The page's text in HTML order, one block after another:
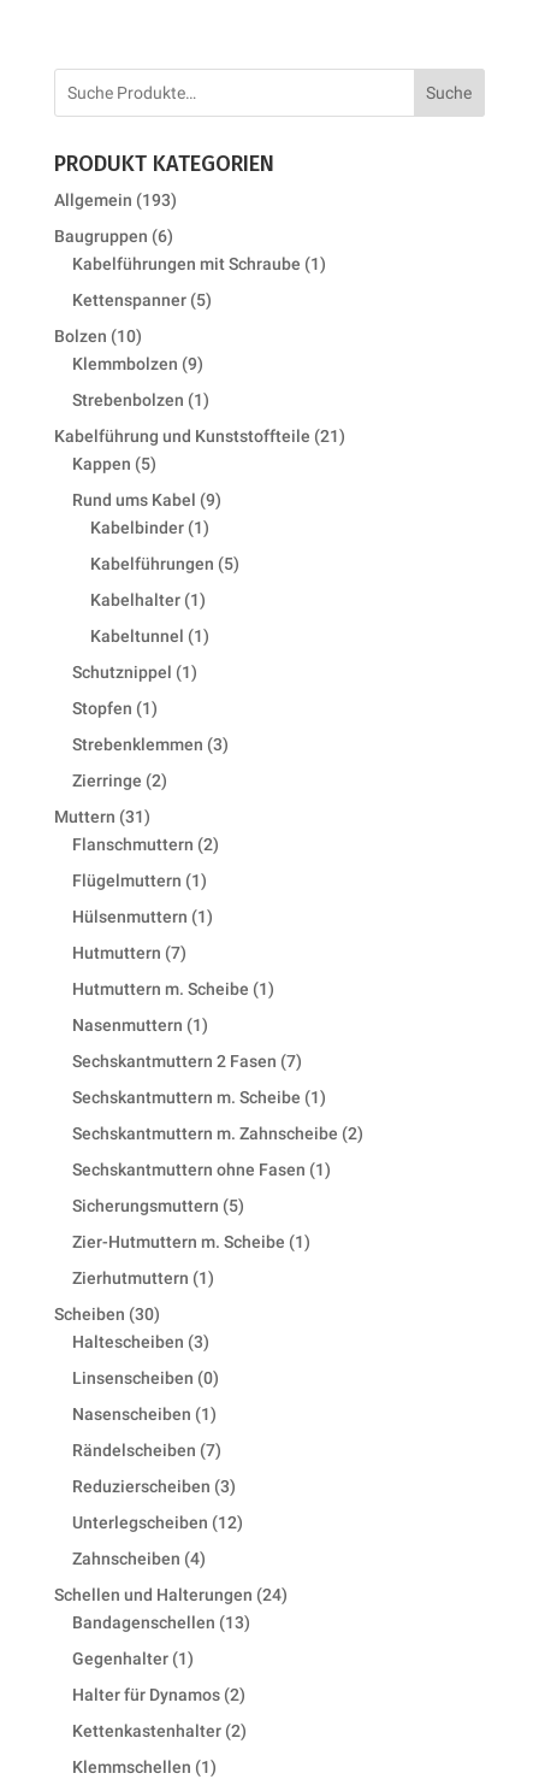
Suche
PRODUKT KATEGORIEN
Allgemein 193193
products
Baugruppen 66
products
Kabelführungen mit Schraube 11
Kettenspanner 55
Bolzen 1010
products
Klemmbolzen 99
products
Strebenbolzen 11
product
Kabelführung und Kunststoffteile 2121
Kappen 55
products
Rund ums Kabel 99
Kabelbinder 11
product
Kabelführungen 55
Kabelhalter 11
product
Kabeltunnel 11
Schutznippel 11
Stopfen 11
Strebenklemmen 33
Zierringe 22
Muttern 3131
products
Flanschmuttern 22
Flügelmuttern 11
product
Hülsenmuttern 11
Hutmuttern 77
products
Hutmuttern m. Scheibe 11
Nasenmuttern 11
product
Sechskantmuttern 2 Fasen 77
products
Sechskantmuttern m. Scheibe 11
product
Sechskantmuttern m. Zahnscheibe 22
Sechskantmuttern ohne Fasen 11
Sicherungsmuttern 55
products
Zier-Hutmuttern m. Scheibe 11
Zierhutmuttern 11
Scheiben 3030
products
Haltescheiben 33
products
Linsenscheiben 00
products
Nasenscheiben 11
product
Rändelscheiben 77
products
Reduzierscheiben 33
products
Unterlegscheiben 1212
Zahnscheiben 44
products
Schellen und Halterungen 2424
Bandagenschellen 1313
Gegenhalter 11
product
Halter für Dynamos 22
products
Kettenkastenhalter 22
Klemmschellen 11